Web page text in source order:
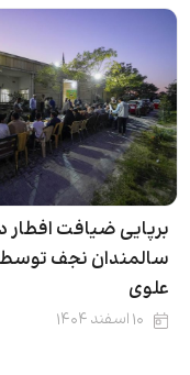
برپایی ضیافت افطار
سالمندان نجف
علوی
۱۰ اسفند ۱۴۰۴